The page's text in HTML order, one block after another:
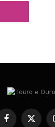
Facebook
X